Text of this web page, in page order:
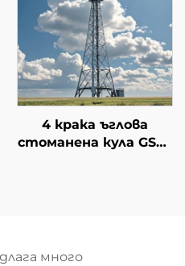
4 крака ъглова
стоманена кула GSM/
много